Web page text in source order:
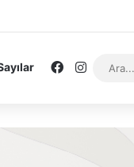
Facebook